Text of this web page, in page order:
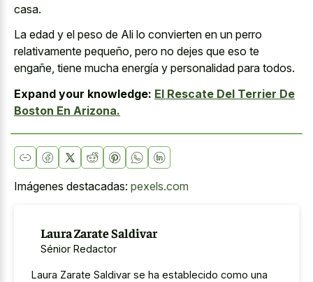
casa.
La edad y el peso de Ali lo convierten en un perro
relativamente pequeño, pero no dejes que eso te
engañe, tiene mucha energía y personalidad para todos.
Expand your knowledge: El Rescate Del Terrier De
Boston En Arizona.
Imágenes destacadas: pexels.com
Laura Zarate Saldivar
Sénior Redactor
Laura Zarate Saldivar se ha establecido como una